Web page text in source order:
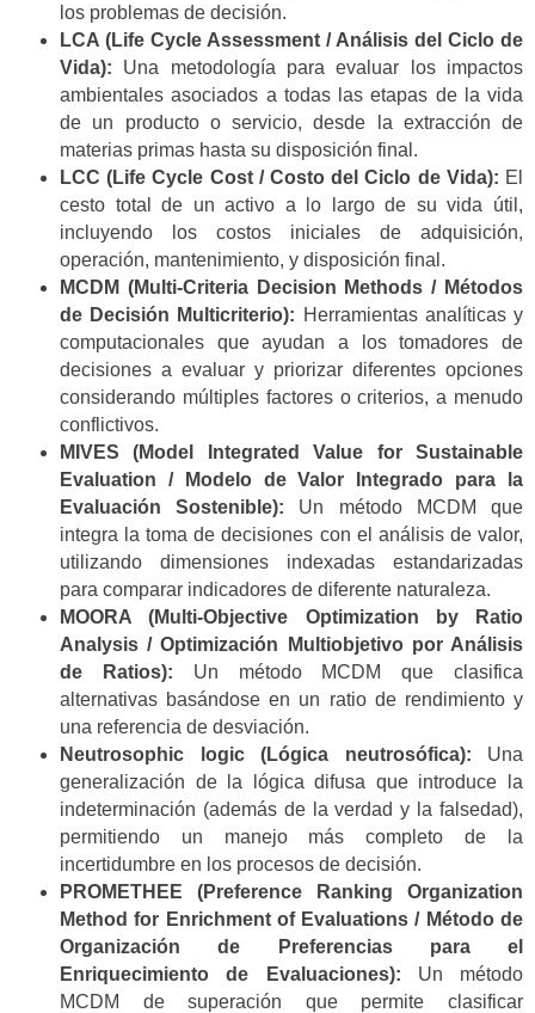
los problemas de decisión.
LCA (Life Cycle Assessment / Análisis del Ciclo de
Vida): Una metodología para evaluar los impactos
ambientales asociados a todas las etapas de la vida
de un producto o servicio, desde la extracción de
materias primas hasta su disposición final.
LCC (Life Cycle Cost / Costo del Ciclo de Vida): El
cesto total de un activo a lo largo de su vida útil,
incluyendo los costos iniciales de adquisición,
operación, mantenimiento, y disposición final.
MCDM (Multi-Criteria Decision Methods / Métodos
de Decisión Multicriterio): Herramientas analíticas y
computacionales que ayudan a los tomadores de
decisiones a evaluar y priorizar diferentes opciones
considerando múltiples factores o criterios, a menudo
conflictivos.
MIVES (Model Integrated Value for Sustainable
Evaluation / Modelo de Valor Integrado para la
Evaluación Sostenible): Un método MCDM que
integra la toma de decisiones con el análisis de valor,
utilizando dimensiones indexadas estandarizadas
para comparar indicadores de diferente naturaleza.
MOORA (Multi-Objective Optimization by Ratio
Analysis / Optimización Multiobjetivo por Análisis
de Ratios): Un método MCDM que clasifica
alternativas basándose en un ratio de rendimiento y
una referencia de desviación.
Neutrosophic logic (Lógica neutrosófica): Una
generalización de la lógica difusa que introduce la
indeterminación (además de la verdad y la falsedad),
permitiendo un manejo más completo de la
incertidumbre en los procesos de decisión.
PROMETHEE (Preference Ranking Organization
Method for Enrichment of Evaluations / Método de
Organización de Preferencias para el
Enriquecimiento de Evaluaciones): Un método
MCDM de superación que permite clasificar